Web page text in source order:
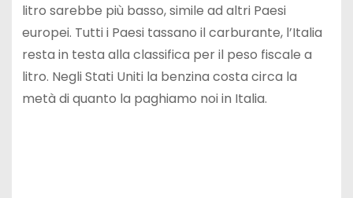
litro sarebbe più basso, simile ad altri Paesi
europei. Tutti i Paesi tassano il carburante, l’Italia
resta in testa alla classifica per il peso fiscale a
litro. Negli Stati Uniti la benzina costa circa la
metà di quanto la paghiamo noi in Italia.